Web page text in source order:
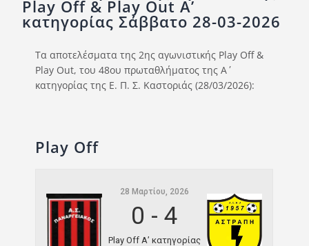
Ποινές
Περισσότερα
Play Off & Play Out Α’
κατηγορίας Σάββατο 28-03-2026
Τα αποτελέσματα της 2ης αγωνιστικής Play Off &
Play Out, του 48ου πρωταθλήματος της Α΄
κατηγορίας της Ε. Π. Σ. Καστοριάς (28/03/2026):
Play Off
28 Μαρτίου, 2026
0 - 4
Play Off Α’ κατηγορίας